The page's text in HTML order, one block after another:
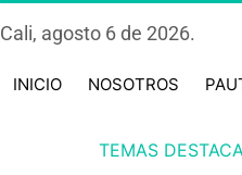
Cali, agosto 6 de 2026.
INICIO NOSOTROS
TEMAS